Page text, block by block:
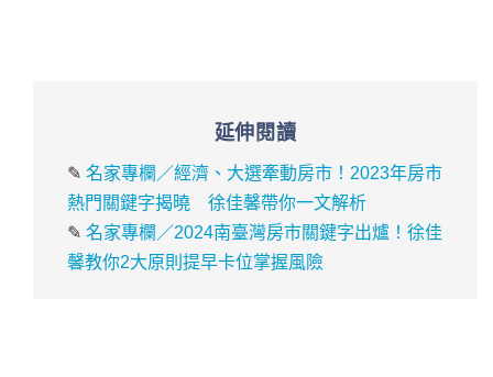
延伸閱讀
✎名家專欄／經濟、大選牽動房市！2023年房市
熱門關鍵字揭曉 徐佳馨帶你一文解析
✎名家專欄／2024南臺灣房市關鍵字出爐！徐佳
馨教你2大原則提早卡位掌握風險